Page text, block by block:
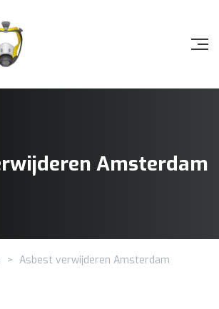
Amsterdam
> Asbest verwijderen Amsterdam